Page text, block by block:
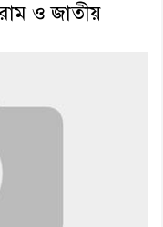
ও জাতীয়